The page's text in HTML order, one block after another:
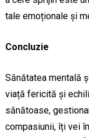
tale emoționale și
Concluzie
Sănătatea mentală
viață fericită și
sănătoase,
compasiunii, îți vei